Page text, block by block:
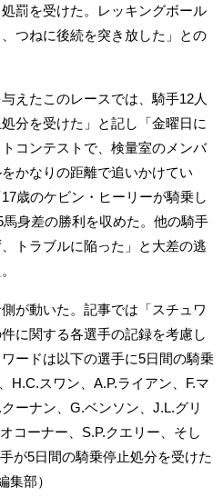
罰を受けた。レッキングボール
つねに後続を突き放した」との
えたこのレースでは、騎手12人
分を受けた」と記し「金曜日に
コンテストで、検量室のメンバ
かなりの距離で追いかけてい
歳のケビン・ヒーリーが騎乗し
身差の勝利を収めた。他の騎手
トラブルに陥った」と大差の逃
が動いた。記事では「スチュワ
に関する各選手の記録を考慮し
ードは以下の選手に5日間の騎乗
H.C.スワン、A.P.ライアン、F.マ
ーナン、G.ベンソン、J.L.グリ
コーナー、S.P.クエリー、そし
が5日間の騎乗停止処分を受けた
集部）